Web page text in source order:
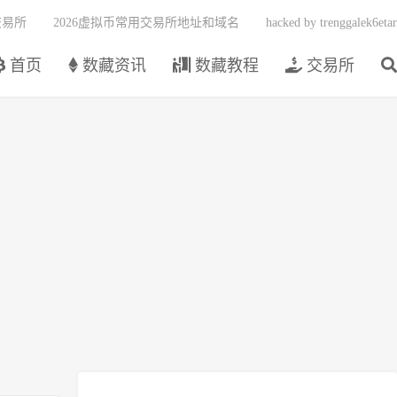
首页 数藏资讯 数藏教程 交易所
所 2026虚拟币常用交易所地址和域名 hacked by trenggalek6etar